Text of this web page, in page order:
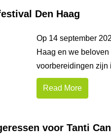
Den Haag
Op 14 september
Haag en we
voorbereidingen zijn
Read More
voor Tanti